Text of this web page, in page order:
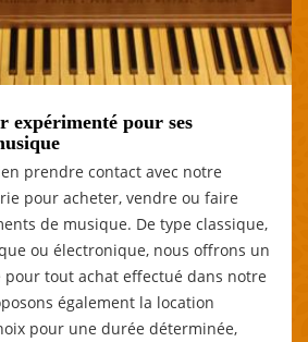
expérimenté pour ses
prendre contact avec notre
pour acheter, vendre ou faire
de musique. De type classique,
ou électronique, nous offrons un
pour tout achat effectué dans notre
également la location
pour une durée déterminée,